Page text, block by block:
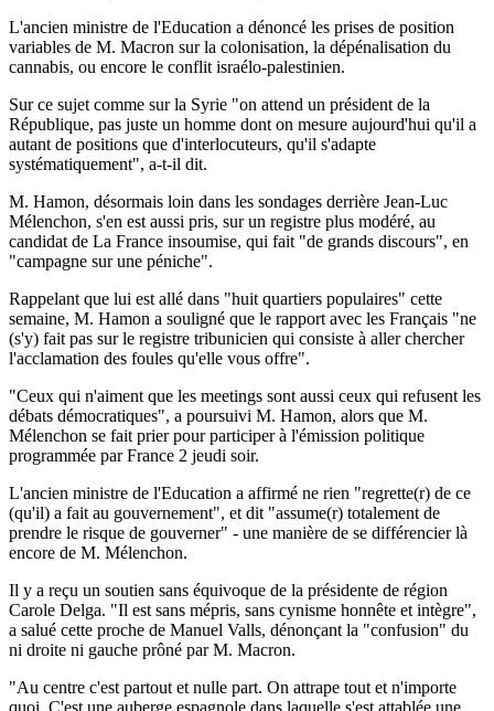
L'ancien ministre de l'Education a dénoncé les prises de position
variables de M. Macron sur la colonisation, la dépénalisation du
cannabis, ou encore le conflit israélo-palestinien.
Sur ce sujet comme sur la Syrie "on attend un président de la
République, pas juste un homme dont on mesure aujourd'hui qu'il a
autant de positions que d'interlocuteurs, qu'il s'adapte
systématiquement", a-t-il dit.
M. Hamon, désormais loin dans les sondages derrière Jean-Luc
Mélenchon, s'en est aussi pris, sur un registre plus modéré, au
candidat de La France insoumise, qui fait "de grands discours", en
"campagne sur une péniche".
Rappelant que lui est allé dans "huit quartiers populaires" cette
semaine, M. Hamon a souligné que le rapport avec les Français "ne
(s'y) fait pas sur le registre tribunicien qui consiste à aller chercher
l'acclamation des foules qu'elle vous offre".
"Ceux qui n'aiment que les meetings sont aussi ceux qui refusent les
débats démocratiques", a poursuivi M. Hamon, alors que M.
Mélenchon se fait prier pour participer à l'émission politique
programmée par France 2 jeudi soir.
L'ancien ministre de l'Education a affirmé ne rien "regrette(r) de ce
(qu'il) a fait au gouvernement", et dit "assume(r) totalement de
prendre le risque de gouverner" - une manière de se différencier là
encore de M. Mélenchon.
Il y a reçu un soutien sans équivoque de la présidente de région
Carole Delga. "Il est sans mépris, sans cynisme honnête et intègre",
a salué cette proche de Manuel Valls, dénonçant la "confusion" du
ni droite ni gauche prôné par M. Macron.
"Au centre c'est partout et nulle part. On attrape tout et n'importe
quoi. C'est une auberge espagnole dans laquelle s'est attablée une